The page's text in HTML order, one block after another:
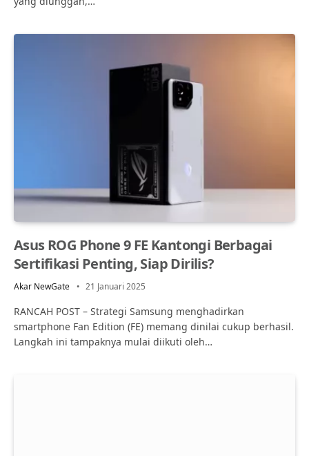
Asus ROG Phone 9 FE Kantongi Berbagai
Sertifikasi Penting, Siap Dirilis?
Akar NewGate 21 Januari 2025
RANCAH POST – Strategi Samsung menghadirkan
smartphone Fan Edition (FE) memang dinilai cukup berhasil.
Langkah ini tampaknya mulai diikuti oleh…